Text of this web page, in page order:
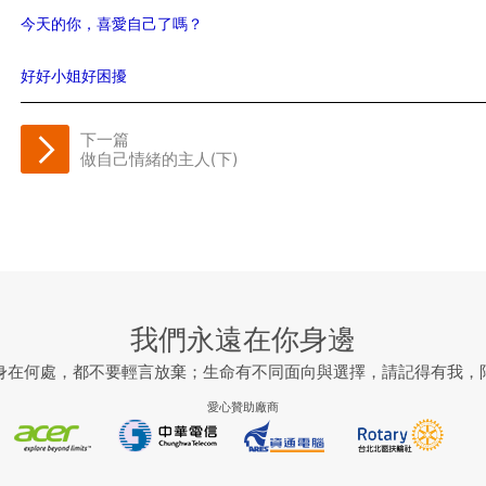
今天的你，喜愛自己了嗎？
好好小姐好困擾
下一篇
做自己情緒的主人(下)
我們永遠在你身邊
在何處，都不要輕言放棄；生命有不同面向與選擇，請記得有我，
愛心贊助廠商